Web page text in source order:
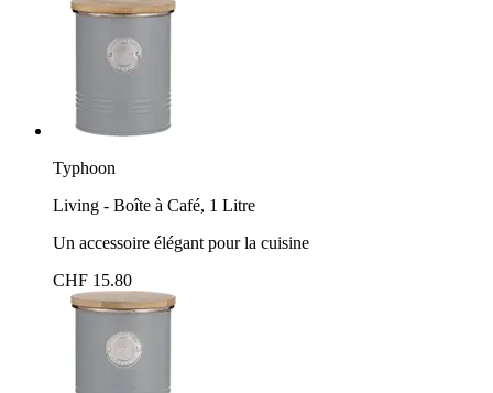
Typhoon
Living - Boîte à Café, 1 Litre
Un accessoire élégant pour la cuisine
CHF 15.80